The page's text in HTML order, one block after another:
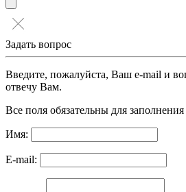
Задать вопрос
Введите, пожалуйста, Ваш e-mail и
отвечу Вам.
Все поля обязательны для заполнения
Имя:
E-mail: